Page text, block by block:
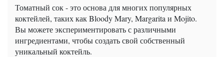
Томатный сок - это основа для многих популярных
коктейлей, таких как Bloody Mary, Margarita и Mojito.
Вы можете экспериментировать с различными
ингредиентами, чтобы создать свой собственный
уникальный коктейль.